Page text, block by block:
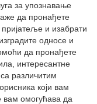
за упознавање
да пронађете
и изабрати
односе и
да пронађете
интересантне
различитим
који вам
вам омогућава да